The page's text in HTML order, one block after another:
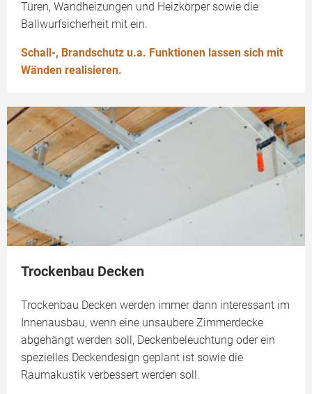
Türen, Wandheizungen und Heizkörper sowie die
Ballwurfsicherheit mit ein.
Schall-, Brandschutz u.a. Funktionen lassen sich mit
Wänden realisieren.
Trockenbau Decken
Trockenbau Decken werden immer dann interessant im
Innenausbau, wenn eine unsaubere Zimmerdecke
abgehängt werden soll, Deckenbeleuchtung oder ein
spezielles Deckendesign geplant ist sowie die
Raumakustik verbessert werden soll.